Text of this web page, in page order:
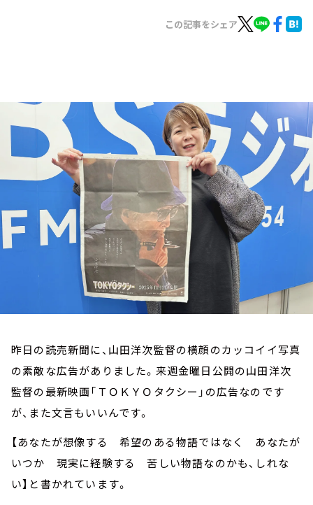
イベント・グッズ
YouTube
会社情報
この記事をシェア
昨日の読売新聞に、山田洋次監督の横顔のカッコイイ写真
の素敵な広告がありました。来週金曜日公開の山田洋次
監督の最新映画「ＴＯＫＹＯタクシー」の広告なのです
が、また文言もいいんです。
【あなたが想像する 希望のある物語ではなく あなたが
いつか 現実に経験する 苦しい物語なのかも、しれな
い】と書かれています。